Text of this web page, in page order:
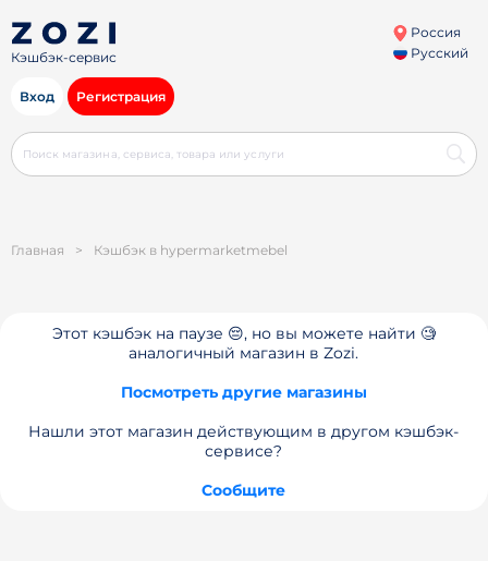
Кэшбэк-сервис
Россия
Русский
Вход Регистрация
Главная > Кэшбэк в hypermarketmebel
Этот кэшбэк на паузе 😔, но вы можете найти 🧐
аналогичный магазин в Zozi.
Посмотреть другие магазины
Нашли этот магазин действующим в другом кэшбэк-
сервисе?
Сообщите